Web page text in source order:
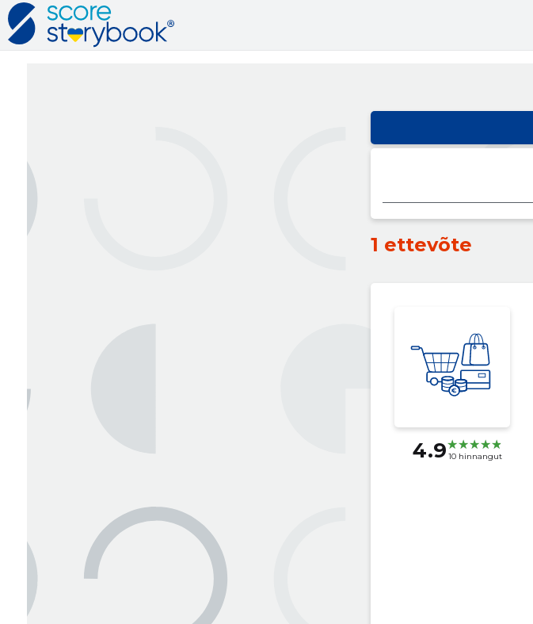
1 ettevõte
4.9 10 hinnangut